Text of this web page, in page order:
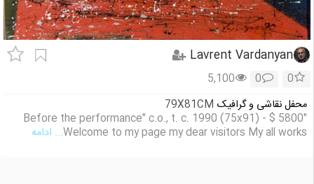
Lavrent Vardanyan
0
0
5,100
محفل نقاشی و گرافیک 79X81CM
"Before the performance" c.o., t. c. 1990 (75x91) - $ 5800
Welcome to my page my dear visitors My all works... ادامه